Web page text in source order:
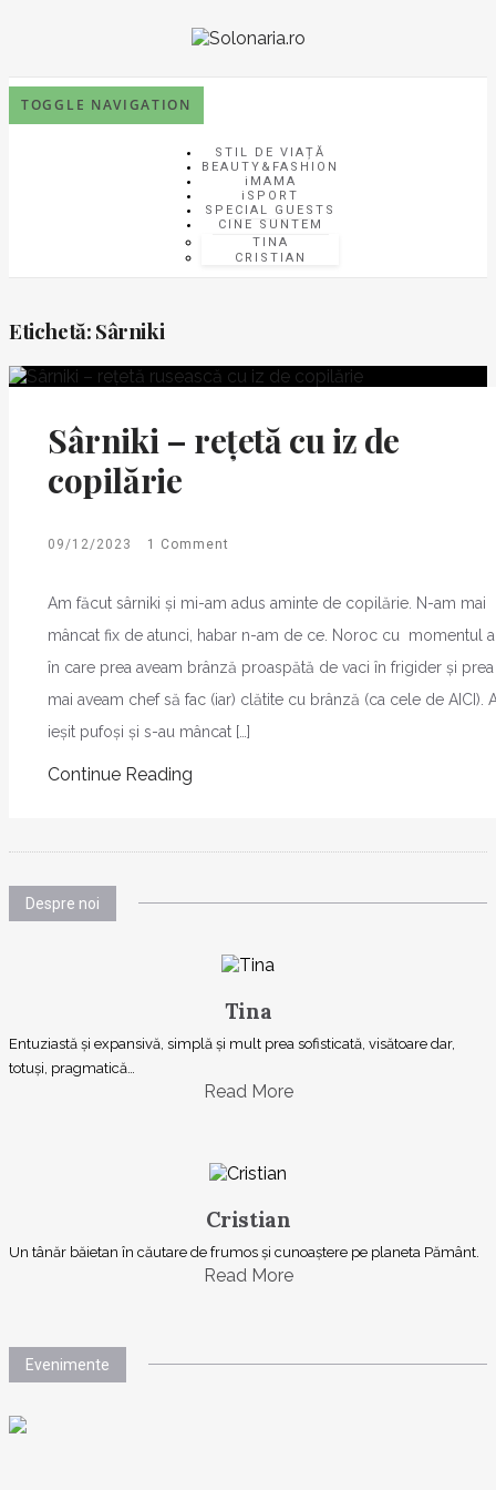
TOGGLE NAVIGATION
STIL DE VIAȚĂ
BEAUTY&FASHION
iMAMA
iSPORT
SPECIAL GUESTS
CINE SUNTEM
TINA
CRISTIAN
Etichetă: Sârniki
Sârniki – rețetă cu iz de
copilărie
09/12/2023 1 Comment
Am făcut sârniki și mi-am adus aminte de copilărie. N-am mai
mâncat fix de atunci, habar n-am de ce. Noroc cu momentul
în care prea aveam brânză proaspătă de vaci în frigider și
mai aveam chef să fac (iar) clătite cu brânză (ca cele de AICI).
ieșit pufoși și s-au mâncat […]
Continue Reading
Despre noi
Tina
Entuziastă şi expansivă, simplă şi mult prea sofisticată, visătoare dar,
totuşi, pragmatică…
Read More
Cristian
Un tânăr băietan în căutare de frumos și cunoaștere pe planeta Pământ.
Read More
Evenimente